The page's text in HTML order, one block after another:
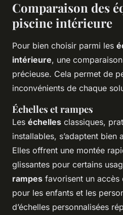
Comparaison des
piscine intérieure
Pour bien choisir parmi les
intérieure, une
précieuse. Cela permet de
inconvénients de chaque
Échelles et rampes
Les échelles classiques,
installables, s’adaptent bien
Elles offrent une montée
glissantes pour certains
rampes favorisent un accès
pour les enfants et les
d’échelles personnalisées